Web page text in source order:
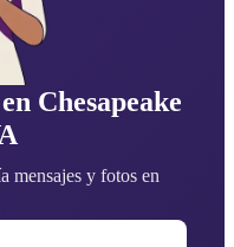
Chesapeake
mensajes y fotos en